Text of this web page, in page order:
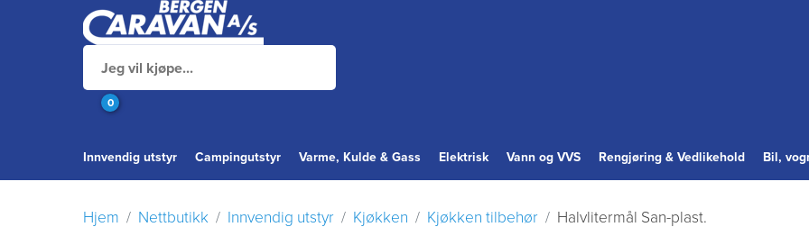
0
Innvendig utstyr Campingutstyr Varme, Kulde & Gass Elektrisk Vann og VVS Rengjøring & Vedlikehold Bil,
Hjem Nettbutikk Innvendig utstyr Kjøkken Kjøkken tilbehør Halvlitermål San-plast.